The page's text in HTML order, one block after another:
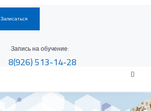
Записаться
Запись на обучение:
8(926)513-14-28